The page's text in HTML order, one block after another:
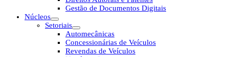
Gestão de Documentos Digitais
Núcleos
Setoriais
Automecânicas
Concessionárias de Veículos
Revendas de Veículos